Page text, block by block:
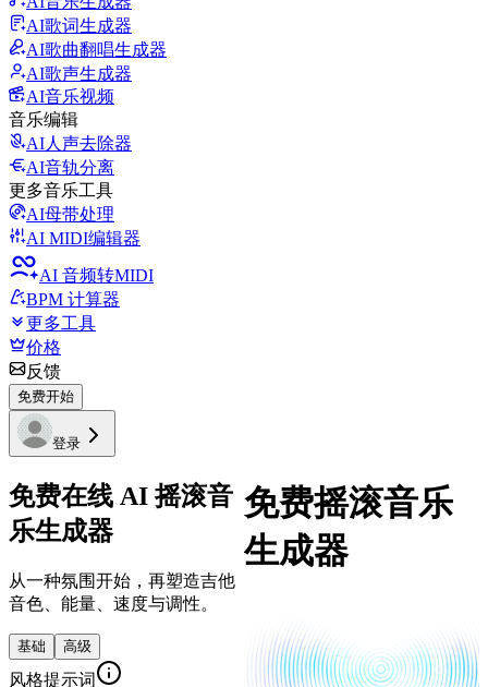
AI歌词生成器
AI歌曲翻唱生成器
AI歌声生成器
AI音乐视频
音乐编辑
AI人声去除器
AI音轨分离
更多音乐工具
AI母带处理
AI MIDI编辑器
AI 音频转MIDI
BPM 计算器
更多工具
价格
反馈
免费开始
登录
免费在线 AI 摇滚音
乐生成器
从一种氛围开始，再塑造吉他
音色、能量、速度与调性。
基础 高级
风格提示词
免费摇滚音乐
生成器